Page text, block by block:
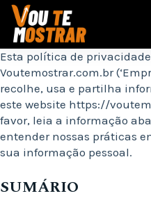
Pular
para
conteúdo
Esta política de
Voutemostrar.com.br
recolhe, usa e partilha
este website https://
favor, leia a informação
entender nossas práticas
sua informação pessoal.
SUMÁRIO